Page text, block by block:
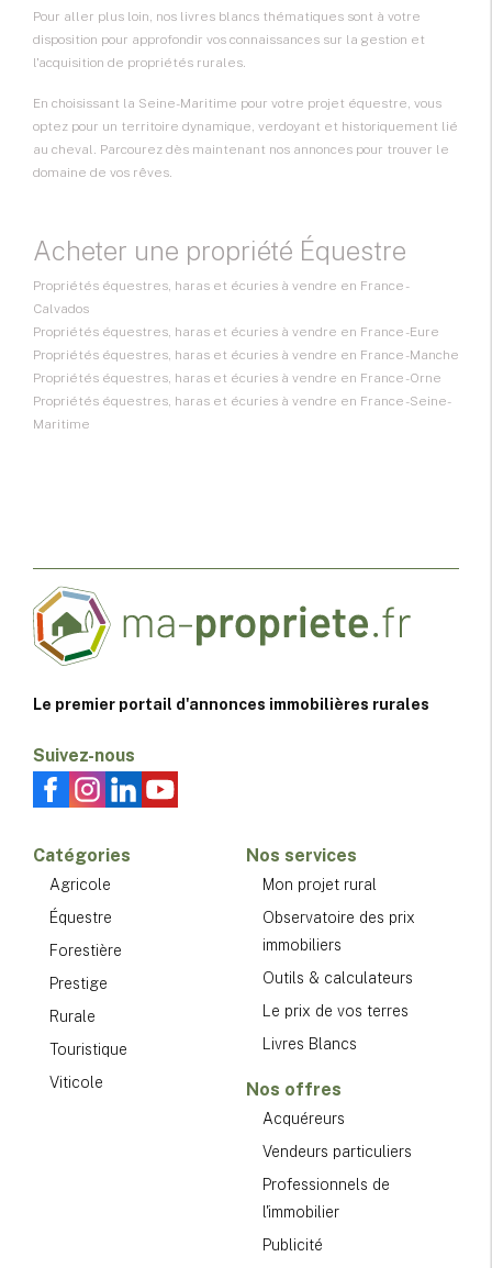
Pour aller plus loin, nos livres blancs thématiques sont à votre
disposition pour approfondir vos connaissances sur la gestion et
l'acquisition de propriétés rurales.
En choisissant la Seine-Maritime pour votre projet équestre, vous
optez pour un territoire dynamique, verdoyant et historiquement lié
au cheval. Parcourez dès maintenant nos annonces pour trouver le
domaine de vos rêves.
Acheter une propriété Équestre
Propriétés équestres, haras et écuries à vendre en France -
Calvados
Propriétés équestres, haras et écuries à vendre en France - Eure
Propriétés équestres, haras et écuries à vendre en France - Manche
Propriétés équestres, haras et écuries à vendre en France - Orne
Propriétés équestres, haras et écuries à vendre en France - Seine-
Maritime
Le premier portail d'annonces immobilières rurales
Suivez-nous
Catégories
Agricole
Équestre
Forestière
Prestige
Rurale
Touristique
Viticole
Nos services
Mon projet rural
Observatoire des prix
immobiliers
Outils & calculateurs
Le prix de vos terres
Livres Blancs
Nos offres
Acquéreurs
Vendeurs particuliers
Professionnels de
l'immobilier
Publicité